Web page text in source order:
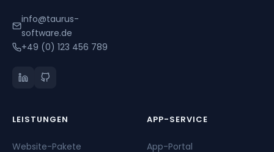
info@taurus-
software.de
+49 (0) 123 456 789
LEISTUNGEN
Website-Pakete
APP-SERVICE
App-Portal